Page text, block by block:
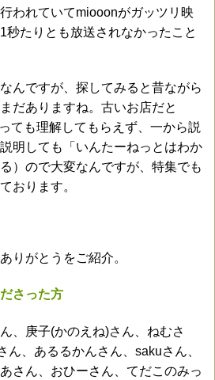
われていてmiooonがガッツリ映
秒たりとも放送されなかったこと
んですが、探してみると昔ながら
だありますね。古いお店だと
ても理解してもらえず、一から説
明しても「いんたーねっとはわか
）ので大変なんですが、特集でも
おります。
りがとうをご紹介。
さった方
、庚子(かのえね)さん、ねむさ
ん、あるるかんさん、sakuさん、
さん、おひーさん、てだこのみっ